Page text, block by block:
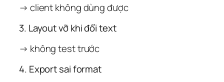
→ client không dùng được
3. Layout vỡ khi đổi text
→ không test trước
4. Export sai format